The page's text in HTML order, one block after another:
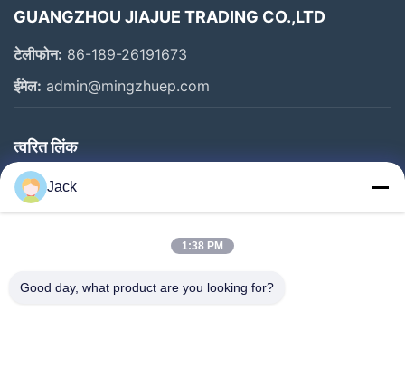
GUANGZHOU JIAJUE TRADING CO.,LTD
टेलीफोन: 86-189-26191673
ईमेल: admin@mingzhuep.com
त्वरित लिंक
घर
उत्पाद
कारखाने का दौरा
Jack
1:38 PM
Good day, what product are you looking for?